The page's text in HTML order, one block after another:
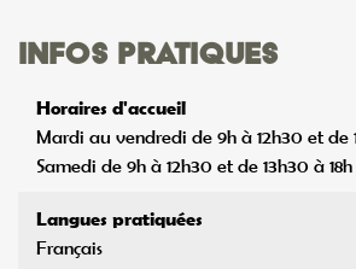
Infos pratiques
Horaires d'accueil
Mardi au vendredi de 9h à 12h30 et de
Samedi de 9h à 12h30 et de 13h30 à 18h
Langues pratiquées
Français